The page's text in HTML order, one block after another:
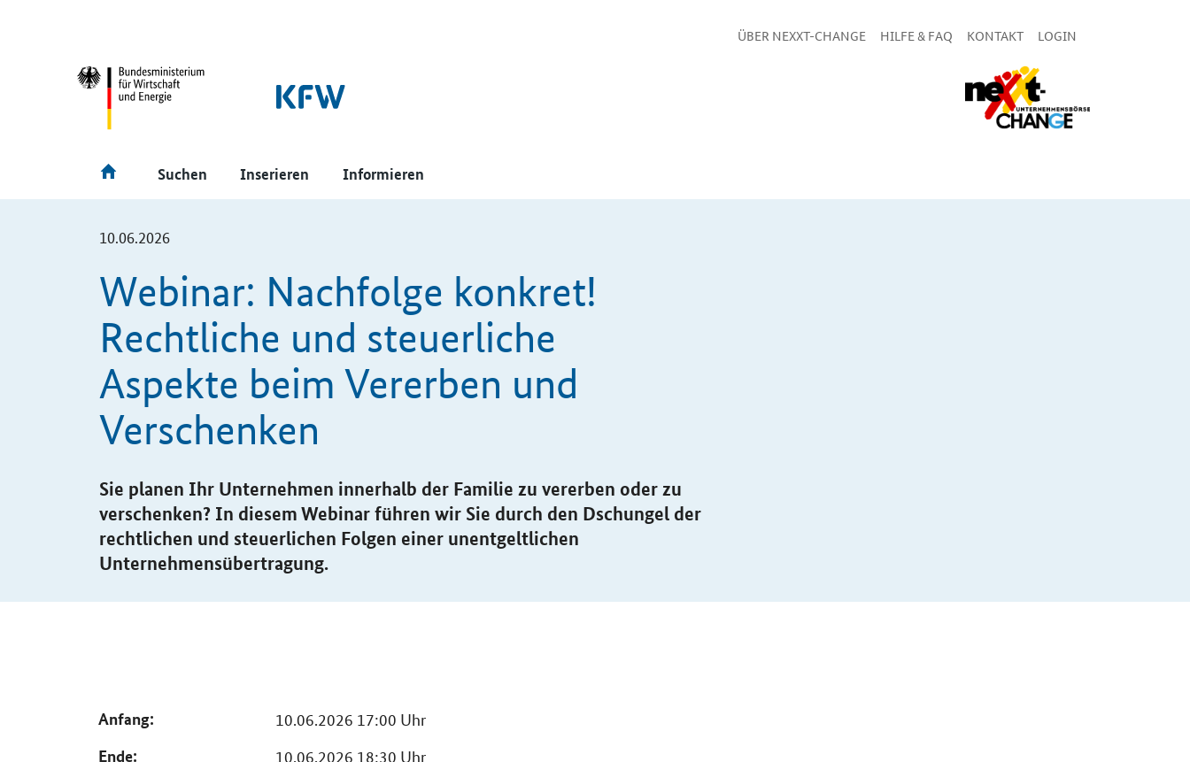
ÜBER NEXXT-CHANGE HILFE & FAQ KONTAKT LOGIN
Suchen Inserieren Informieren
10.06.2026
Webinar: Nachfolge konkret!
Rechtliche und steuerliche
Aspekte beim Vererben und
Verschenken
Sie planen Ihr Unternehmen innerhalb der Familie zu vererben oder zu
verschenken? In diesem Webinar führen wir Sie durch den Dschungel der
rechtlichen und steuerlichen Folgen einer unentgeltlichen
Unternehmensübertragung.
Anfang
10.06.2026 17:00 Uhr
Ende
10.06.2026 18:30 Uhr